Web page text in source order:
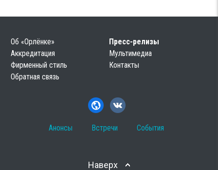
Об «Орлёнке»
Пресс-релизы
Аккредитация
Мультимедиа
Фирменный стиль
Контакты
Обратная связь
Анонсы Встречи События
Наверх